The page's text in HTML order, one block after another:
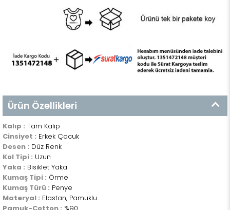
Ürün Özellikleri
Kalıp : Tam Kalıp
Cinsiyet : Erkek Çocuk
Desen : Düz Renk
Kol Tipi : Uzun
Yaka : Bisiklet Yaka
Kumaş Tipi : Örme
Kumaş Türü : Penye
Materyal : Elastan, Pamuklu